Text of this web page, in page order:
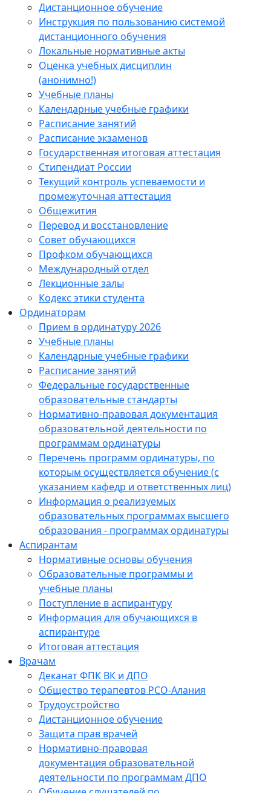
Дистанционное обучение
Инструкция по пользованию системой
дистанционного обучения
Локальные нормативные акты
Оценка учебных дисциплин
(анонимно!)
Учебные планы
Календарные учебные графики
Расписание занятий
Расписание экзаменов
Государственная итоговая аттестация
Стипендиат России
Текущий контроль успеваемости и
промежуточная аттестация
Общежития
Перевод и восстановление
Совет обучающихся
Профком обучающихся
Международный отдел
Лекционные залы
Кодекс этики студента
Ординаторам
Прием в ординатуру 2026
Учебные планы
Календарные учебные графики
Расписание занятий
Федеральные государственные
образовательные стандарты
Нормативно-правовая документация
образовательной деятельности по
программам ординатуры
Перечень программ ординатуры, по
которым осуществляется обучение (с
указанием кафедр и ответственных лиц)
Информация о реализуемых
образовательных программах высшего
образования - программах ординатуры
Аспирантам
Нормативные основы обучения
Образовательные программы и
учебные планы
Поступление в аспирантуру
Информация для обучающихся в
аспирантуре
Итоговая аттестация
Врачам
Деканат ФПК ВК и ДПО
Общество терапевтов РСО-Алания
Трудоустройство
Дистанционное обучение
Защита прав врачей
Нормативно-правовая
документация образовательной
деятельности по программам ДПО